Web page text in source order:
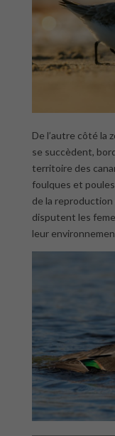
De l’autre côté la
se succèdent,
territoire des
foulques et poules
de la reproduction
disputent les
leur